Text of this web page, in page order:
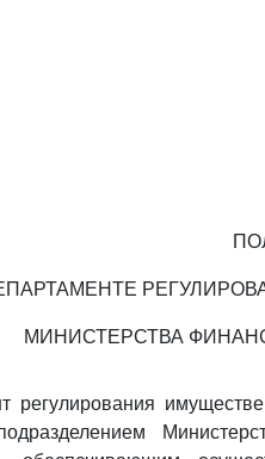
МИНИСТЕРСТВА
регулирования